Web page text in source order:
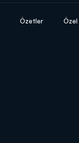
Özetler